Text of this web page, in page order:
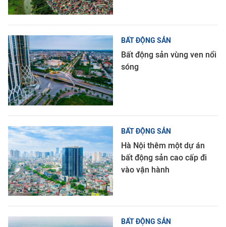
BẤT ĐỘNG SẢN
Bất động sản vùng ven nổi
sóng
BẤT ĐỘNG SẢN
Hà Nội thêm một dự án
bất động sản cao cấp đi
vào vận hành
BẤT ĐỘNG SẢN